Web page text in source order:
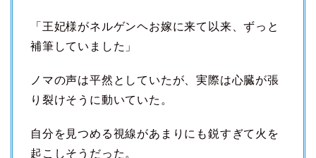
「王妃様がネルゲンヘお嫁に来て以来、ずっと
補筆していました」
ノマの声は平然としていたが、実際は心臓が張
り裂けそうに動いていた。
自分を見つめる視線があまりにも鋭すぎて火を
起こしそうだった。